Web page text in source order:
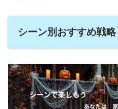
シーン別おすすめ戦略